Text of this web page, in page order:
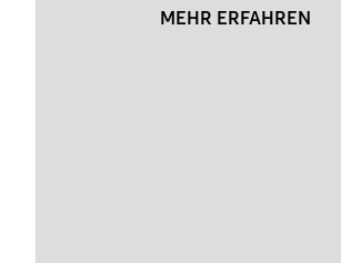
MEHR ERFAHREN